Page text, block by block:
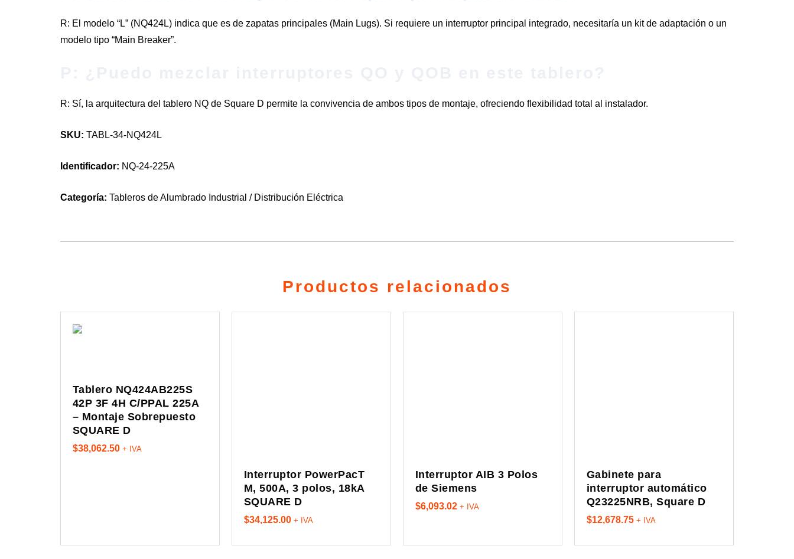
R: El modelo “L” (NQ424L) indica que es de zapatas principales (Main Lugs). Si requiere un interruptor principal integrado, necesitaría un kit de adaptación o un
modelo tipo “Main Breaker”.
R: Sí, la arquitectura del tablero NQ de Square D permite la convivencia de ambos tipos de montaje, ofreciendo flexibilidad total al instalador.
SKU: TABL-34-NQ424L
Identificador: NQ-24-225A
Categoría: Tableros de Alumbrado Industrial / Distribución Eléctrica
Productos relacionados
Tablero NQ424AB225S
42P 3F 4H C/PPAL 225A
– Montaje Sobrepuesto
SQUARE D
$38,062.50 + IVA
Interruptor PowerPacT
M, 500A, 3 polos, 18kA
SQUARE D
$34,125.00 + IVA
Interruptor AIB 3 Polos
de Siemens
$6,093.02 + IVA
Gabinete para
interruptor automático
Q23225NRB, Square D
$12,678.75 + IVA